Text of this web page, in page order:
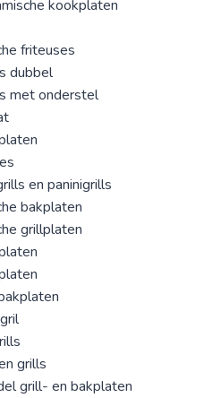
kookplaten
friteuses
dubbel
met onderstel
en paninigrills
bakplaten
grillplaten
grills
grill- en bakplaten